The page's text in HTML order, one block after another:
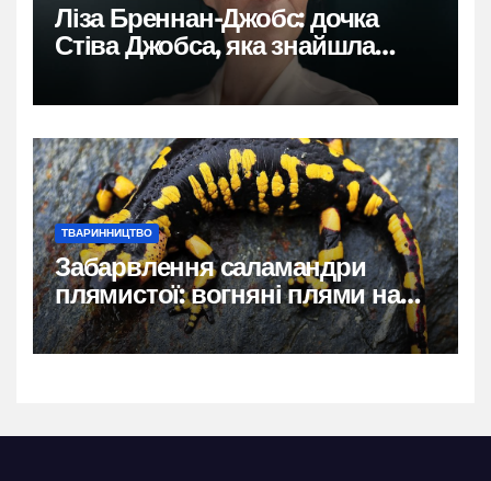
Ліза Бреннан-Джобс: дочка
Стіва Джобса, яка знайшла
власний голос
ТВАРИННИЦТВО
Забарвлення саламандри
плямистої: вогняні плями на
чорному тлі